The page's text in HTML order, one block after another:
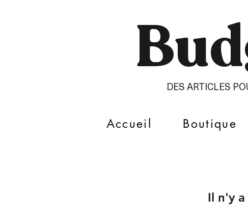
DES ARTICLES
Accueil Boutique
Il n'y